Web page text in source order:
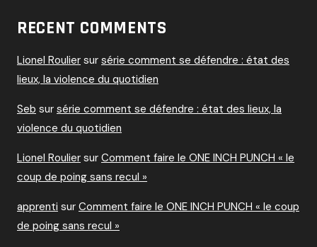
RECENT COMMENTS
Lionel Roulier sur série comment se défendre : état des
lieux, la violence du quotidien
Seb sur série comment se défendre : état des lieux, la
violence du quotidien
Lionel Roulier sur Comment faire le ONE INCH PUNCH « le
coup de poing sans recul »
apprenti sur Comment faire le ONE INCH PUNCH « le coup
de poing sans recul »